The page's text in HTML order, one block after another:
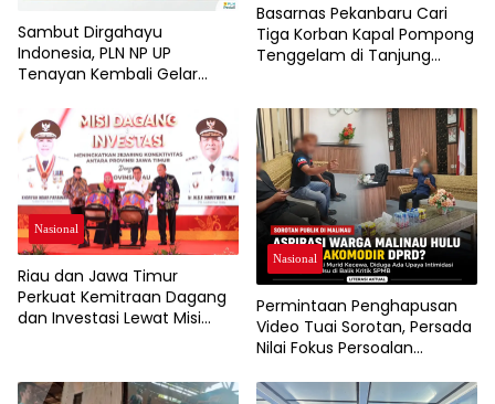
Sambut Dirgahayu
Indonesia, PLN NP UP
Tenayan Kembali Gelar
Pertumbuhan Ekonomi dan
Ketahanan Pangan Warga
Basarnas Pekanbaru Cari
Tiga Korban Kapal Pompong
Tenggelam di Tanjung
Nasional
Riau dan Jawa Timur
Perkuat Kemitraan Dagang
dan Investasi Lewat Misi
Nasional
Permintaan Penghapusan
Video Tuai Sorotan, Persada
Nilai Fokus Persoalan
Soal SPMB